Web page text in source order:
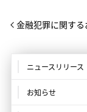
金融犯罪に関する
ニュースリリース
お知らせ